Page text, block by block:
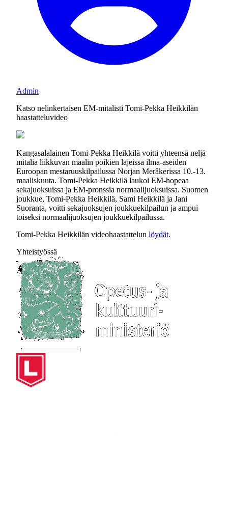
Admin
Katso nelinkertaisen EM-mitalisti Tomi-Pekka Heikkilän
haastatteluvideo
Kangasalalainen Tomi-Pekka Heikkilä voitti yhteensä neljä
mitalia liikkuvan maalin poikien lajeissa ilma-aseiden
Euroopan mestaruuskilpailussa Norjan Meråkerissa 10.-13.
maaliskuuta. Tomi-Pekka Heikkilä laukoi EM-hopeaa
sekajuoksuissa ja EM-pronssia normaalijuoksuissa. Suomen
joukkue, Tomi-Pekka Heikkilä, Sami Heikkilä ja Jani
Suoranta, voitti sekajuoksujen joukkuekilpailun ja ampui
toiseksi normaalijuoksujen joukkuekilpailussa.
Tomi-Pekka Heikkilän videohaastattelun löydät.
Yhteistyössä